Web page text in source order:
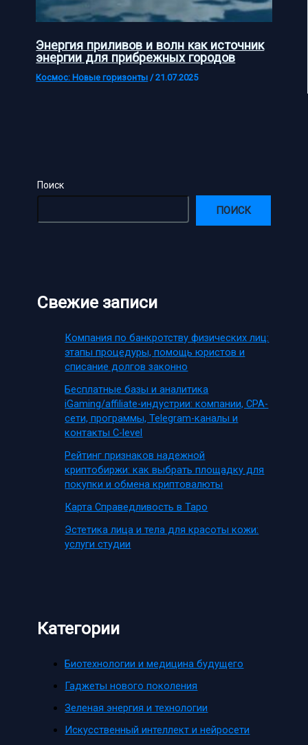
Энергия приливов и волн как источник
энергии для прибрежных городов
Космос: Новые горизонты /21.07.2025
Поиск
ПОИСК
Свежие записи
Компания по банкротству физических лиц:
этапы процедуры, помощь юристов и
списание долгов законно
Бесплатные базы и аналитика
iGaming/affiliate-индустрии: компании, CPA-
сети, программы, Telegram-каналы и
контакты C-level
Рейтинг признаков надежной
криптобиржи: как выбрать площадку для
покупки и обмена криптовалюты
Карта Справедливость в Таро
Эстетика лица и тела для красоты кожи:
услуги студии
Категории
Биотехнологии и медицина будущего
Гаджеты нового поколения
Зеленая энергия и технологии
Искусственный интеллект и нейросети